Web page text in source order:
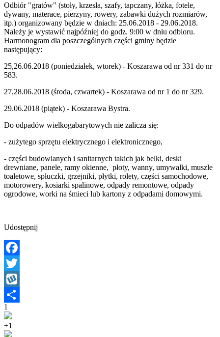
Odbiór "gratów" (stoły, krzesła, szafy, tapczany, łóżka, fotele,
dywany, materace, pierzyny, rowery, zabawki dużych rozmiarów,
itp.) organizowany będzie w dniach: 25.06.2018 - 29.06.2018.
Należy je wystawić najpóźniej do godz. 9:00 w dniu odbioru.
Harmonogram dla poszczególnych części gminy będzie
następujący:
25,26.06.2018 (poniedziałek, wtorek) - Koszarawa od nr 331 do nr
583.
27,28.06.2018 (środa, czwartek) - Koszarawa od nr 1 do nr 329.
29.06.2018 (piątek) - Koszarawa Bystra.
Do odpadów wielkogabarytowych nie zalicza się:
- zużytego sprzętu elektrycznego i elektronicznego,
- części budowlanych i sanitarnych takich jak belki, deski
drewniane, panele, ramy okienne, płoty, wanny, umywalki, muszle
toaletowe, spłuczki, grzejniki, płytki, rolety, części samochodowe,
motorowery, kosiarki spalinowe, odpady remontowe, odpady
ogrodowe, worki na śmieci lub kartony z odpadami domowymi.
Udostępnij
Facebook
Twitter
Wykop
Share
1
+1